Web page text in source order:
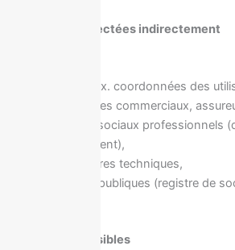
3.2 Données collectées indirectement
clients (ex. coordonnées des
partenaires commerciaux,
réseaux sociaux professionnels
recrutement),
prestataires techniques,
sources publiques (registre de
3.3 Données sensibles